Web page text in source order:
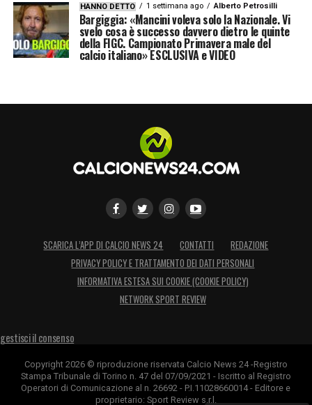
HANNO DETTO 1 settimana ago Alberto Petrosilli
Bargiggia: «Mancini voleva solo la Nazionale. Vi
svelo cosa è successo davvero dietro le quinte
della FIGC. Campionato Primavera male del
calcio italiano» ESCLUSIVA e VIDEO
SCARICA L’APP DI CALCIO NEWS 24 CONTATTI
REDAZIONE
PRIVACY POLICY E TRATTAMENTO DEI DATI PERSONALI
INFORMATIVA ESTESA SUI COOKIE (COOKIE POLICY)
NETWORK SPORT REVIEW
gestisci il consenso
Copyright 2026 © riproduzione riservata Calcio News 24 -Registro
Stampa Tribunale di Torino n. 47 del 07/09/2021 - Iscritto al Registro
Operatori di Comunicazione al n. 26692 - P.I.11028660014 - Editore e
proprietario: Sport Review s.r.l.